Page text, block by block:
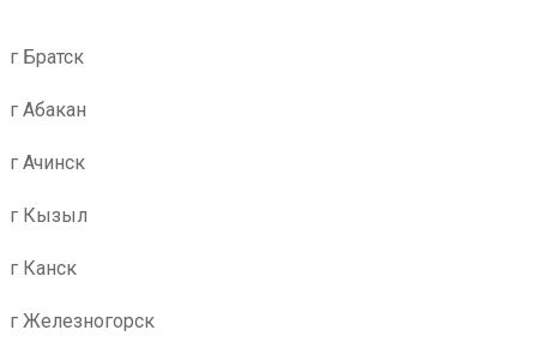
г Братск
г Абакан
г Ачинск
г Кызыл
г Канск
г Железногорск